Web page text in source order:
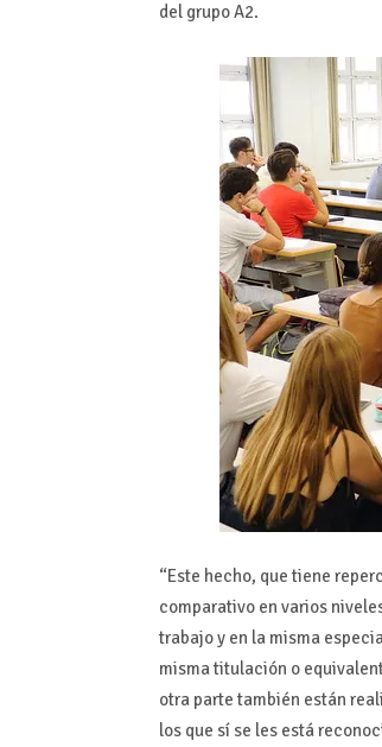
del grupo A2.
“Este hecho, que tiene
comparativo en varios
trabajo y en la misma
misma titulación o
otra parte también están
los que sí se les está